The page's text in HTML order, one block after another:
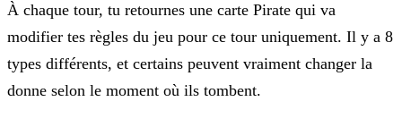
À chaque tour, tu retournes une carte Pirate qui va
modifier tes règles du jeu pour ce tour uniquement. Il y a 8
types différents, et certains peuvent vraiment changer la
donne selon le moment où ils tombent.